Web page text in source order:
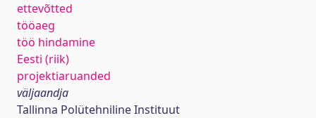
ettevõtted
tööaeg
töö hindamine
Eesti (riik)
projektiaruanded
väljaandja
Tallinna Polütehniline Instituut